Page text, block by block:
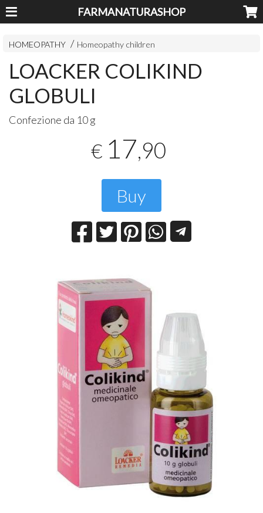
FARMANATURASHOP
HOMEOPATHY Homeopathy children
LOACKER COLIKIND
GLOBULI
Confezione da 10 g
€ 17,90
Buy